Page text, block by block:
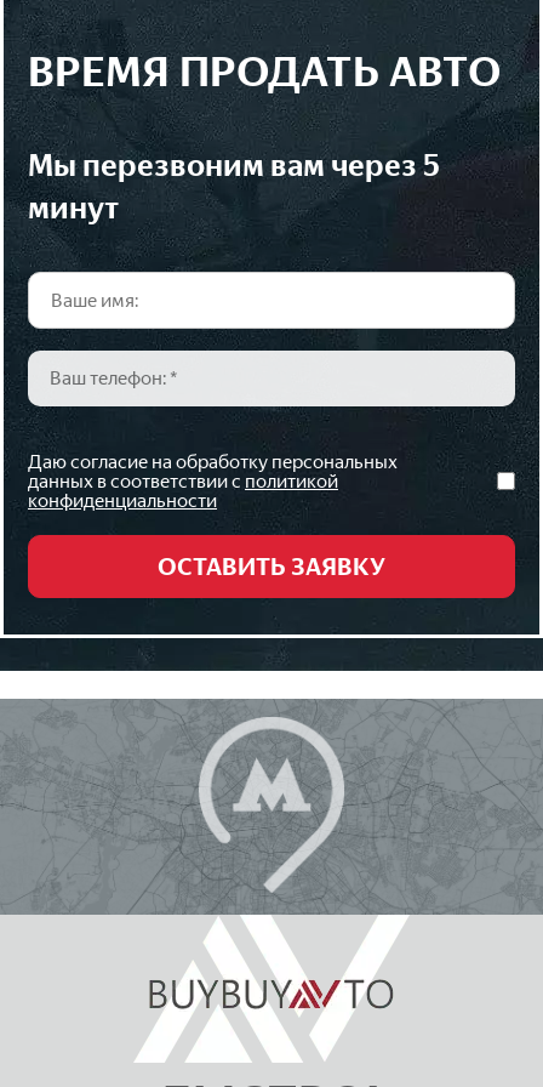
ВРЕМЯ ПРОДАТЬ АВТО
мы перезвоним вам через 5
минут
Даю согласие на обработку персональных
данных в соответствии с политикой
конфиденциальности